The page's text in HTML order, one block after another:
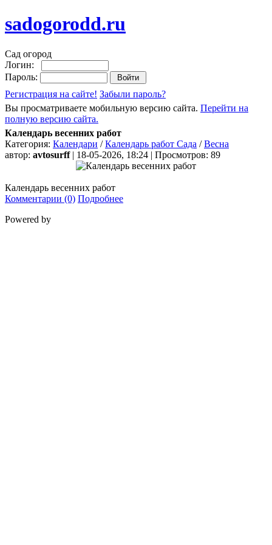
sadogorodd.ru
Сад огород
Логин:
Пароль:
Регистрация на сайте! Забыли пароль?
Вы просматриваете мобильную версию сайта. Перейти на
полную версию сайта.
Календарь весенних работ
Категория: Календари /Календарь работ Сада /Весна
автор: avtosurff| 18-05-2026, 18:24 | Просмотров: 89
Календарь весенних работ
Комментарии (0) Подробнее
Powered by